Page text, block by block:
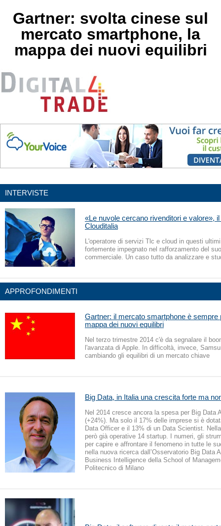
Gartner: svolta cinese sul
mercato smartphone, la
mappa dei nuovi equilibri
INTERVISTE
«Le nuvole cercano rivenditori e valore»,
Clouditalia
L'operatore di servizi Tlc e cloud in questi
fortemente impegnato nel rafforzamento del
commerciale. Un caso tutto da analizzare e
APPROFONDIMENTI
Gartner: il mercato smartphone è sempre
mappa dei nuovi equilibri
Nel terzo trimestre 2014 c'è da segnalare il
l'avanzata di Apple. In difficoltà, invece,
cambiando gli equilibri di un mercato chiave
Big Data, in Italia una crescita forte ma
Nel 2014 cresce ancora la spesa per Big Data
(+24%). Ma solo il 17% delle imprese si è
Data Officer e il 13% di un Data Scientist.
però già operative 14 startup. I numeri, gli
per capire e affrontare il fenomeno in tutte le
nella nuova ricerca dall’Osservatorio Big Data
Business Intelligence della School of
Politecnico di Milano